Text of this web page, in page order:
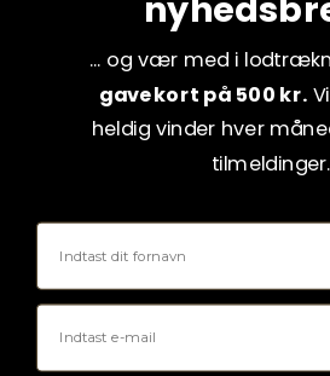
... og vær med i
gavekort på 500 kr.
heldig vinder hver
tilmeldinger.
Fornavn
Email